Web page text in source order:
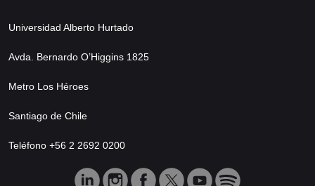
Universidad Alberto Hurtado
Avda. Bernardo O’Higgins 1825
Metro Los Héroes
Santiago de Chile
Teléfono +56 2 2692 0200